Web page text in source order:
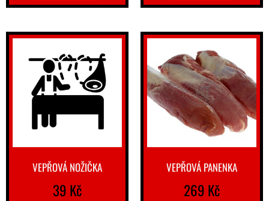
VEPŘOVÁ NOŽIČKA
39 Kč
VEPŘOVÁ PANENKA
269 Kč